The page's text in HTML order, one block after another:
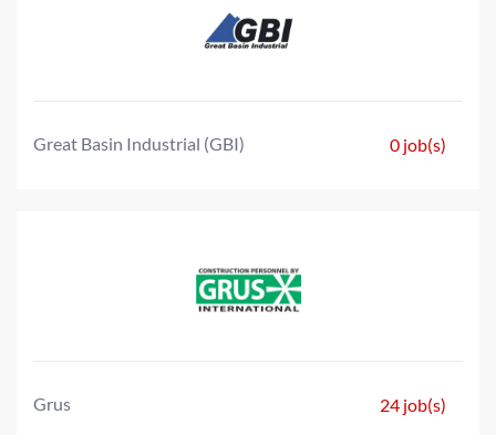
Great Basin Industrial (GBI) 0 job(s)
Grus 24 job(s)